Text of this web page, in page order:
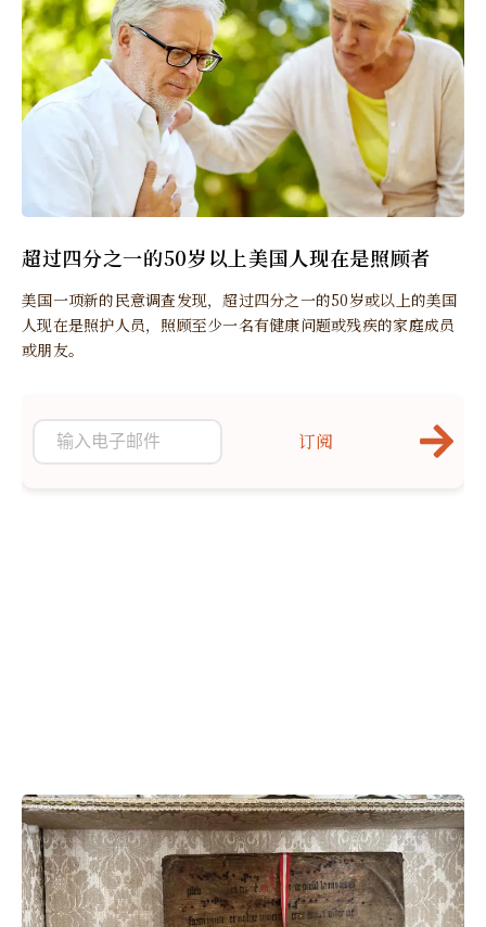
超过四分之一的50岁以上美国人现在是照顾者
美国一项新的民意调查发现，超过四分之一的50岁或以上的美国
人现在是照护人员，照顾至少一名有健康问题或残疾的家庭成员
或朋友。
订阅